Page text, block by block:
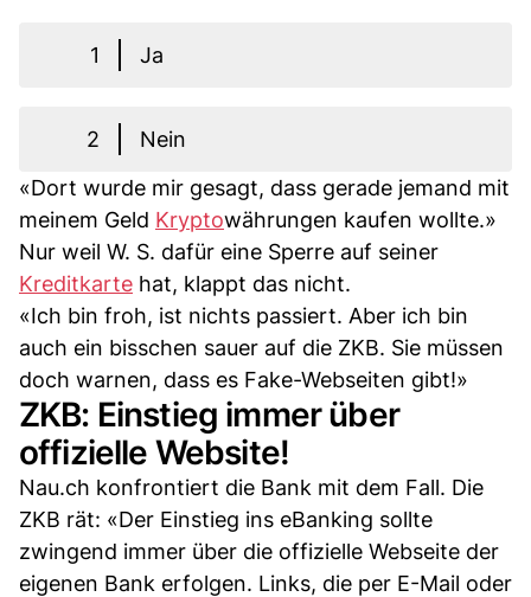
1 Ja
2
Nein
«Dort wurde mir gesagt, dass gerade jemand mit
meinem Geld Kryptowährungen kaufen wollte.»
Nur weil W. S. dafür eine Sperre auf seiner
Kreditkarte hat, klappt das nicht.
«Ich bin froh, ist nichts passiert. Aber ich bin
auch ein bisschen sauer auf die ZKB. Sie müssen
doch warnen, dass es Fake-Webseiten gibt!»
ZKB: Einstieg immer über
offizielle Website!
Nau.ch konfrontiert die Bank mit dem Fall. Die
ZKB rät: «Der Einstieg ins eBanking sollte
zwingend immer über die offizielle Webseite der
eigenen Bank erfolgen. Links, die per E-Mail oder